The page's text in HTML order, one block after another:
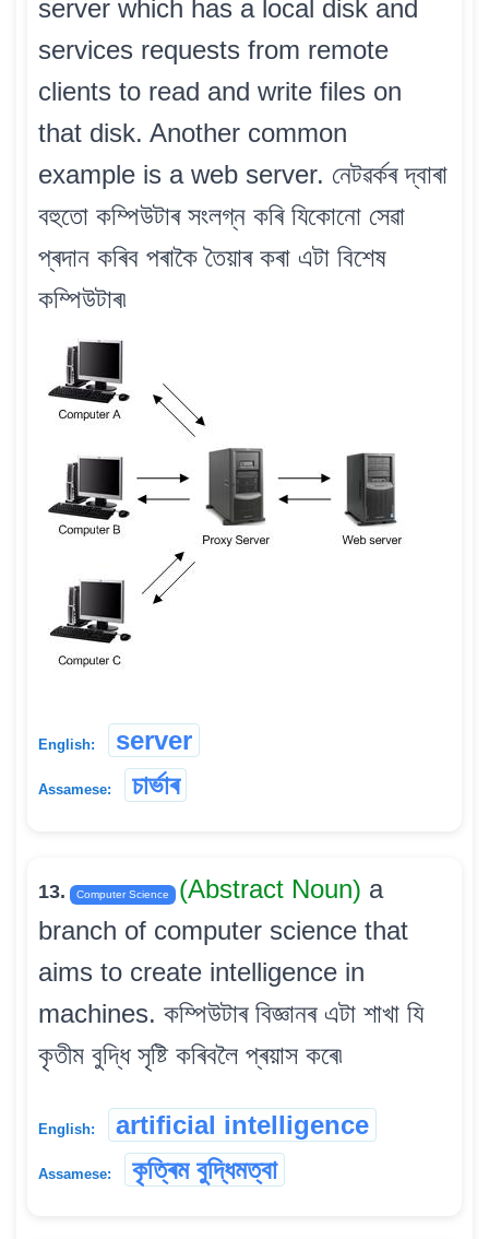
server which has a local disk and
services requests from remote
clients to read and write files on
that disk. Another common
example is a web server. নেটৱৰ্কৰ দ্বাৰা
বহুতো কম্পিউটাৰ সংলগ্ন কৰি যিকোনো সেৱা
প্ৰদান কৰিব পৰাকৈ তৈয়াৰ কৰা এটা বিশেষ
কম্পিউটাৰ৷
English: server
Assamese: চাৰ্ভাৰ
13. Computer Science (Abstract Noun) a
branch of computer science that
aims to create intelligence in
machines. কম্পিউটাৰ বিজ্ঞানৰ এটা শাখা যি
কৃতীম বুদ্ধি সৃষ্টি কৰিবলৈ প্ৰয়াস কৰে৷
English: artificial intelligence
Assamese: কৃত্ৰিম বুদ্ধিমত্বা